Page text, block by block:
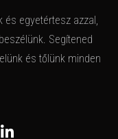
és egyetértesz azzal,
Segítened
és tőlünk minden